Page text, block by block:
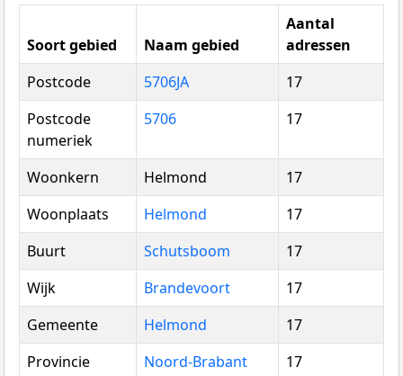
Soort gebied Naam gebied
Aantal
adressen
Postcode
5706JA
17
Postcode
numeriek
5706 17
Woonkern Helmond
17
Woonplaats
Helmond
17
Buurt
Schutsboom
17
Wijk
Brandevoort
17
Gemeente
Helmond
17
Provincie
Noord-Brabant
17